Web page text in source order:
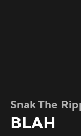
Snak The
BLAH